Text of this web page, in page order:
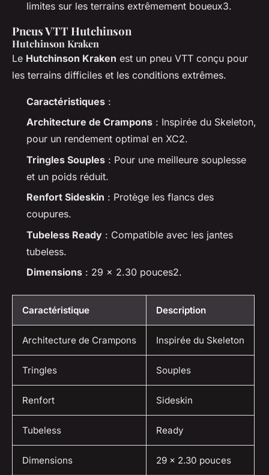
limites sur les terrains extrêmement boueux3.
Pneus VTT Hutchinson
Hutchinson Kraken
Le Hutchinson Kraken est un pneu VTT conçu pour
les terrains difficiles et les conditions extrêmes.
Caractéristiques :
Architecture de Crampons : Inspirée du Skeleton,
pour un rendement optimal en XC2.
Tringles Souples : Pour une meilleure souplesse
et un poids réduit.
Renfort Sideskin : Protège les flancs des
coupures.
Tubeless Ready : Compatible avec les jantes
tubeless.
Dimensions : 29 x 2.30 pouces2.
Caractéristique Description
Architecture de Crampons Inspirée du Skeleton
Tringles Souples
Renfort Sideskin
Tubeless Ready
Dimensions 29 x 2.30 pouces